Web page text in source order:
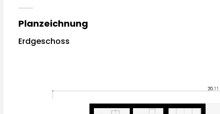
Planzeichnung
Erdgeschoss